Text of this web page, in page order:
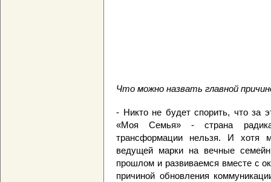
Что можно назвать главной
- Никто не будет спорить, что за
«Моя Семья» - страна
трансформации нельзя. И хотя
ведущей марки на вечные
прошлом и развиваемся вместе с
причиной обновления